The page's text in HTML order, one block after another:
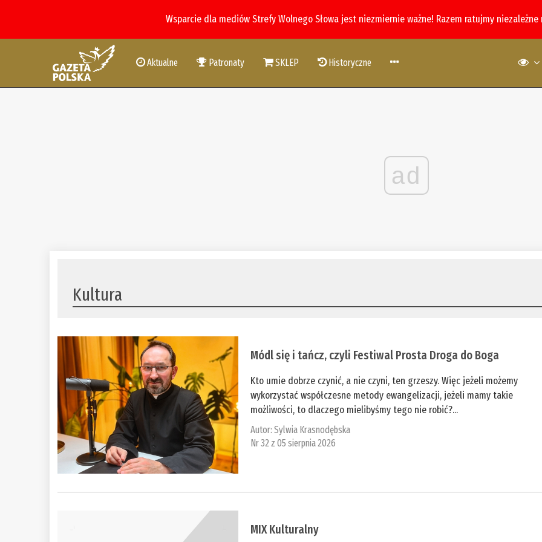
Wsparcie dla mediów Strefy Wolnego Słowa jest niezmiernie ważne! Razem ratujmy
Aktualne Patronaty SKLEP Historyczne
ad
Kultura
Módl się i tańcz, czyli Festiwal Prosta Droga do Boga
Kto umie dobrze czynić, a nie czyni, ten grzeszy. Więc jeżeli możemy
wykorzystać współczesne metody ewangelizacji, jeżeli mamy takie
możliwości, to dlaczego mielibyśmy tego nie robić?...
Autor:Sylwia Krasnodębska
Nr 32 z 05 sierpnia 2026
MIX Kulturalny